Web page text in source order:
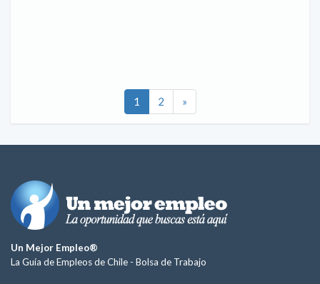
1 2 »
Un Mejor Empleo®
La Guía de Empleos de Chile - Bolsa de Trabajo